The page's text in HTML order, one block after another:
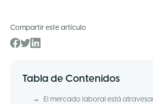
Compartir este artículo
Tabla de Contenidos
→
El mercado laboral está